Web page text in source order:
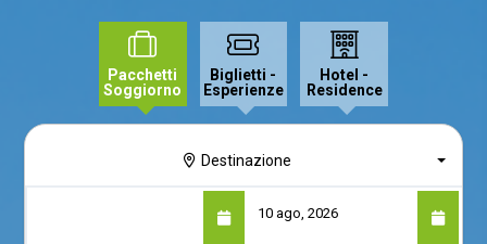
Pacchetti
Soggiorno
Biglietti -
Esperienze
Hotel -
Residence
Destinazione